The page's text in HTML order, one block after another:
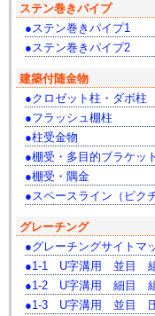
ステン巻きパイプ
ステン巻きパイプ1
ステン巻きパイプ2
建築付随金物
クロゼット柱・ダボ柱
フラッシュ棚柱
柱受金物
棚受・多目的ブラケット
棚受・隅金
スペースライン（ピク
グレーチング
グレーチングサイトマ
1-1 U字溝用 並目
1-2 U字溝用 細目
1-3 U字溝用 並目